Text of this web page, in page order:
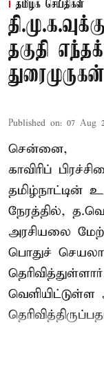
தமிழக செய்திகள்
தகுதி
Published on: 07 Aug
சென்னை,
காவிரிப்
தமிழ்நாட்டின்
நேரத்தில்,
அரசியலை
பொதுச்
வெளியிட்டுள்ள